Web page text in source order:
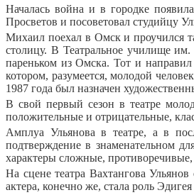
Началась война и в городке
Просветов и посоветовал студийцу
Михаил поехал в Омск и проучился
столицу. В Театральное училище
пареньком из Омска. Тот и
котором, разумеется, молодой
1987 года был назначен
В свой первый сезон в театре
положительные и отрицательные,
Амплуа Ульянова в театре, а в
подтверждение в знаменательном
характеры сложные,
На сцене театра Вахтангова
актера, конечно же, стала роль